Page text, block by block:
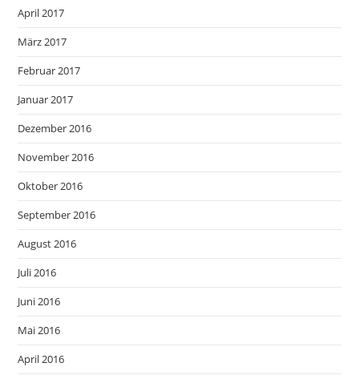
April 2017
März 2017
Februar 2017
Januar 2017
Dezember 2016
November 2016
Oktober 2016
September 2016
August 2016
Juli 2016
Juni 2016
Mai 2016
April 2016